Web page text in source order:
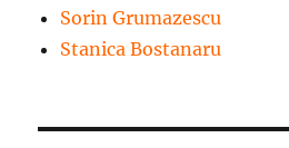
Sorin Grumazescu
Stanica Bostanaru